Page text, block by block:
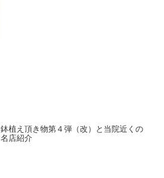
鉢植え頂き物第４弾（改）と当院近くの
名店紹介